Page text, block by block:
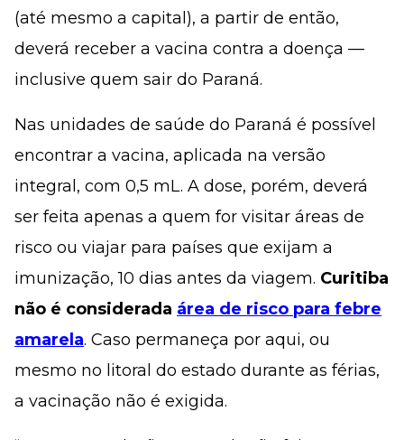
(até mesmo a capital), a partir de então,
deverá receber a vacina contra a doença —
inclusive quem sair do Paraná.
Nas unidades de saúde do Paraná é possível
encontrar a vacina, aplicada na versão
integral, com 0,5 mL. A dose, porém, deverá
ser feita apenas a quem for visitar áreas de
risco ou viajar para países que exijam a
imunização, 10 dias antes da viagem. Curitiba
não é considerada área de risco para febre
amarela. Caso permaneça por aqui, ou
mesmo no litoral do estado durante as férias,
a vacinação não é exigida.